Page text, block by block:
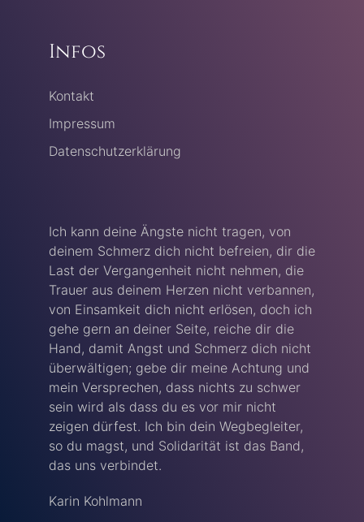
Infos
Kontakt
Impressum
Datenschutzerklärung
Ich kann deine Ängste nicht tragen, von
deinem Schmerz dich nicht befreien, dir die
Last der Vergangenheit nicht nehmen, die
Trauer aus deinem Herzen nicht verbannen,
von Einsamkeit dich nicht erlösen, doch ich
gehe gern an deiner Seite, reiche dir die
Hand, damit Angst und Schmerz dich nicht
überwältigen; gebe dir meine Achtung und
mein Versprechen, dass nichts zu schwer
sein wird als dass du es vor mir nicht
zeigen dürfest. Ich bin dein Wegbegleiter,
so du magst, und Solidarität ist das Band,
das uns verbindet.
Karin Kohlmann